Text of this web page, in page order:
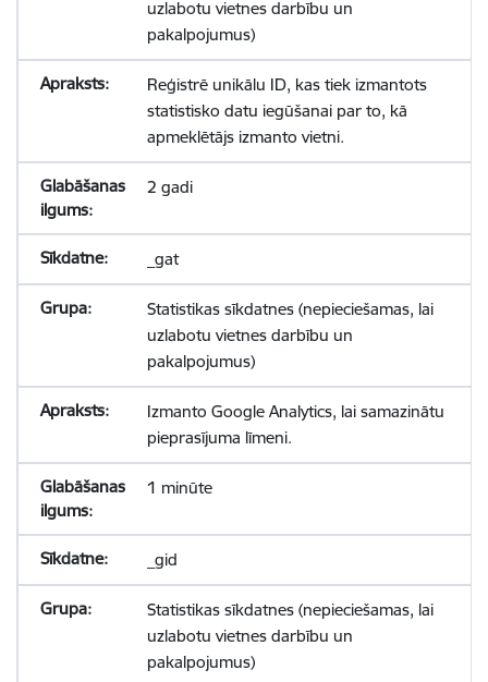
uzlabotu vietnes darbību un
pakalpojumus)
Reģistrē unikālu ID, kas tiek izmantots
statistisko datu iegūšanai par to, kā
apmeklētājs izmanto vietni.
2 gadi
_gat
Statistikas sīkdatnes (nepieciešamas, lai
uzlabotu vietnes darbību un
pakalpojumus)
Izmanto Google Analytics, lai samazinātu
pieprasījuma līmeni.
1 minūte
_gid
Statistikas sīkdatnes (nepieciešamas, lai
uzlabotu vietnes darbību un
pakalpojumus)